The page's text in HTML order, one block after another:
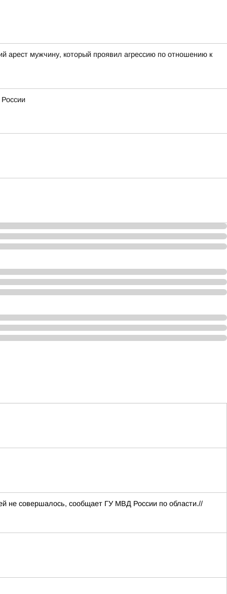
арест мужчину, который проявил агрессию по отношению к
не совершалось, сообщает ГУ МВД России по области.//